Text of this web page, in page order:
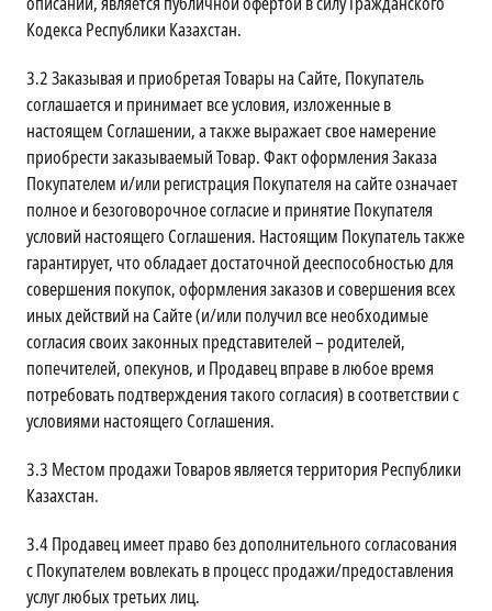
Кодекса Республики Казахстан.
3.2Заказывая и приобретая Товары на Сайте, Покупатель
соглашается и принимает все условия, изложенные в
настоящем Соглашении, а также выражает свое намерение
приобрести заказываемый Товар. Факт оформления Заказа
Покупателем и/или регистрация Покупателя на сайте означает
полное и безоговорочное согласие и принятие Покупателя
условий настоящего Соглашения. Настоящим Покупатель также
гарантирует, что обладает достаточной дееспособностью для
совершения покупок, оформления заказов и совершения всех
иных действий на Сайте (и/или получил все необходимые
согласия своих законных представителей – родителей,
попечителей, опекунов, и Продавец вправе в любое время
потребовать подтверждения такого согласия) в соответствии с
условиями настоящего Соглашения.
3.3 Местом продажи Товаров является территория Республики
Казахстан.
3.4Продавец имеет право без дополнительного согласования
с Покупателем вовлекать в процесс продажи/предоставления
услуг любых третьих лиц.